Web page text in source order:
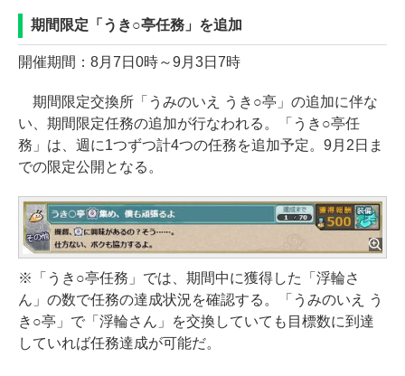
期間限定「うき○亭任務」を追加
開催期間：8月7日0時～9月3日7時
期間限定交換所「うみのいえ うき○亭」の追加に伴な
い、期間限定任務の追加が行なわれる。「うき○亭任
務」は、週に1つずつ計4つの任務を追加予定。9月2日ま
での限定公開となる。
※「うき○亭任務」では、期間中に獲得した「浮輪さ
ん」の数で任務の達成状況を確認する。「うみのいえ う
き○亭」で「浮輪さん」を交換していても目標数に到達
していれば任務達成が可能だ。